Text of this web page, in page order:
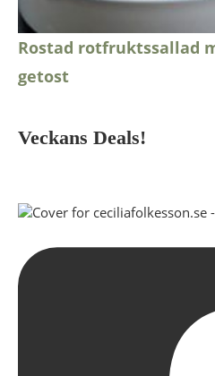
Rostad rotfruktssallad
getost
Veckans Deals!